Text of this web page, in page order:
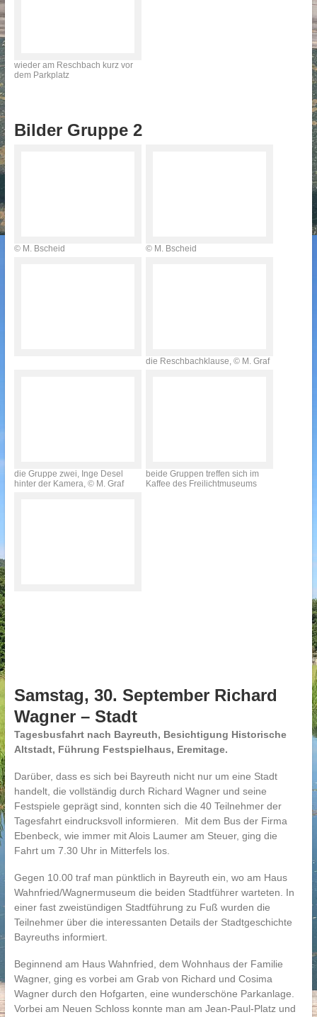
wieder am Reschbach kurz vor
dem Parkplatz
Bilder Gruppe 2
© M. Bscheid © M. Bscheid
die Reschbachklause, © M. Graf
die Gruppe zwei, Inge Desel
hinter der Kamera, © M. Graf
beide Gruppen treffen sich im
Kaffee des Freilichtmuseums
Samstag, 30. September Richard
Wagner – Stadt
Tagesbusfahrt nach Bayreuth, Besichtigung Historische
Altstadt, Führung Festspielhaus, Eremitage.
Darüber, dass es sich bei Bayreuth nicht nur um eine Stadt
handelt, die vollständig durch Richard Wagner und seine
Festspiele geprägt sind, konnten sich die 40 Teilnehmer der
Tagesfahrt eindrucksvoll informieren. Mit dem Bus der Firma
Ebenbeck, wie immer mit Alois Laumer am Steuer, ging die
Fahrt um 7.30 Uhr in Mitterfels los.
Gegen 10.00 traf man pünktlich in Bayreuth ein, wo am Haus
Wahnfried/Wagnermuseum die beiden Stadtführer warteten. In
einer fast zweistündigen Stadtführung zu Fuß wurden die
Teilnehmer über die interessanten Details der Stadtgeschichte
Bayreuths informiert.
Beginnend am Haus Wahnfried, dem Wohnhaus der Familie
Wagner, ging es vorbei am Grab von Richard und Cosima
Wagner durch den Hofgarten, eine wunderschöne Parkanlage.
Vorbei am Neuen Schloss konnte man am Jean-Paul-Platz und